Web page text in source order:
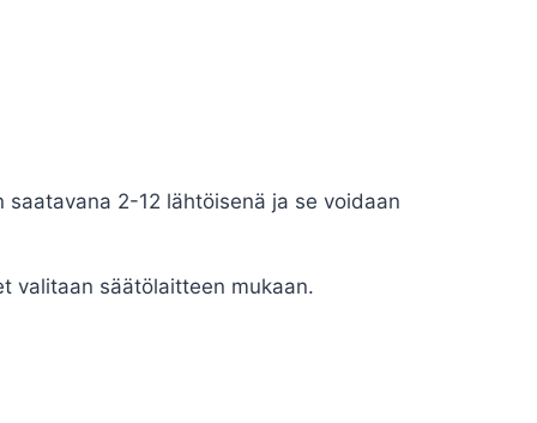
2-12 lähtöisenä ja se voidaan
valitaan säätölaitteen mukaan.